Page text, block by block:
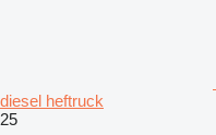
diesel heftruck
25